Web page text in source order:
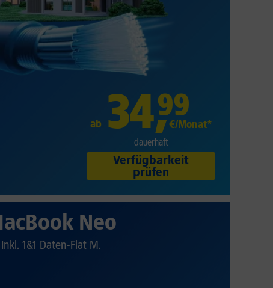
ab 34,99
€/Monat*
dauerhaft
Verfügbarkeit
prüfen
Neo
Inkl. 1&1 Daten-Flat M.